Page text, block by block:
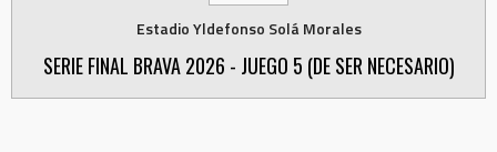
Estadio Yldefonso Solá Morales
SERIE FINAL BRAVA 2026 - JUEGO 5 (DE SER NECESARIO)